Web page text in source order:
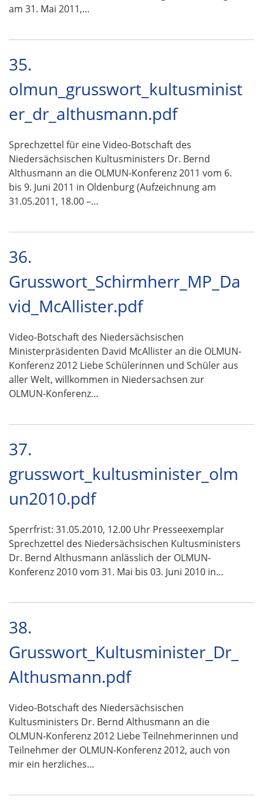
am 31. Mai 2011,…
35.
olmun_grusswort_kultusminist
er_dr_althusmann.pdf
Sprechzettel für eine Video-Botschaft des
Niedersächsischen Kultusministers Dr. Bernd
Althusmann an die OLMUN-Konferenz 2011 vom 6.
bis 9. Juni 2011 in Oldenburg (Aufzeichnung am
31.05.2011, 18.00 –…
36.
Grusswort_Schirmherr_MP_Da
vid_McAllister.pdf
Video-Botschaft des Niedersächsischen
Ministerpräsidenten David McAllister an die OLMUN-
Konferenz 2012 Liebe Schülerinnen und Schüler aus
aller Welt, willkommen in Niedersachsen zur
OLMUN-Konferenz…
37.
grusswort_kultusminister_olm
un2010.pdf
Sperrfrist: 31.05.2010, 12.00 Uhr Presseexemplar
Sprechzettel des Niedersächsischen Kultusministers
Dr. Bernd Althusmann anlässlich der OLMUN-
Konferenz 2010 vom 31. Mai bis 03. Juni 2010 in…
38.
Grusswort_Kultusminister_Dr_
Althusmann.pdf
Video-Botschaft des Niedersächsischen
Kultusministers Dr. Bernd Althusmann an die
OLMUN-Konferenz 2012 Liebe Teilnehmerinnen und
Teilnehmer der OLMUN-Konferenz 2012, auch von
mir ein herzliches…